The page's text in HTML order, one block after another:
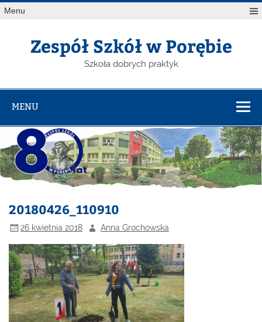
Menu
Zespół Szkół w Porębie
Szkoła dobrych praktyk
MENU
20180426_110910
26 kwietnia 2018 Anna Grochowska